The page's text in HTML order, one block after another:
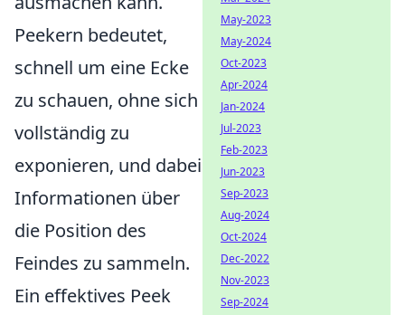
Peekern bedeutet,
schnell um eine Ecke
zu schauen, ohne sich
vollständig zu
exponieren, und dabei
Informationen über
die Position des
Feindes zu sammeln.
Ein effektives Peek
May-2023
May-2024
Oct-2023
Apr-2024
Jan-2024
Jul-2023
Feb-2023
Jun-2023
Sep-2023
Aug-2024
Oct-2024
Dec-2022
Nov-2023
Sep-2024